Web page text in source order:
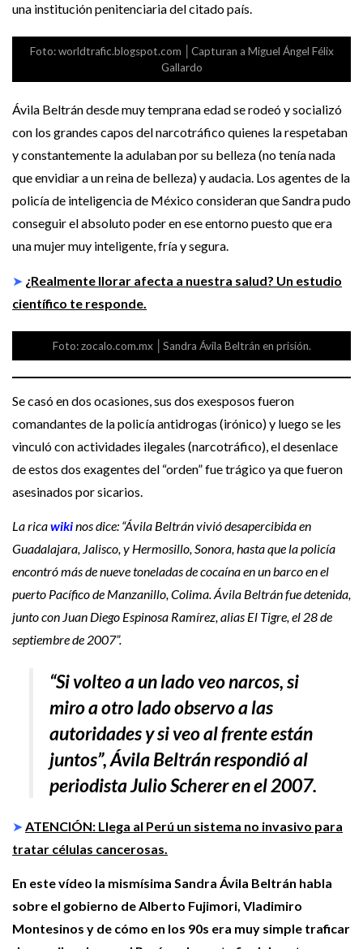
una institución penitenciaria del citado país.
Foto: worldtrafic.blogspot.com │Capturan a Miguel Ángel Félix
Gallardo
Ávila Beltrán desde muy temprana edad se rodeó y socializó
con los grandes capos del narcotráfico quienes la respetaban
y constantemente la adulaban por su belleza (no tenía nada
que envidiar a un reina de belleza) y audacia. Los agentes de la
policía de inteligencia de México consideran que Sandra pudo
conseguir el absoluto poder en ese entorno puesto que era
una mujer muy inteligente, fría y segura.
➤ ¿Realmente llorar afecta a nuestra salud? Un estudio
científico te responde.
Foto: zocalo.com.mx │Sandra Ávila Beltrán en prisión.
Se casó en dos ocasiones, sus dos exesposos fueron
comandantes de la policía antidrogas (irónico) y luego se les
vinculó con actividades ilegales (narcotráfico), el desenlace
de estos dos exagentes del “orden” fue trágico ya que fueron
asesinados por sicarios.
La ricawikinos dice: “Ávila Beltrán vivió desapercibida en
Guadalajara, Jalisco, y Hermosillo, Sonora, hasta que la policía
encontró más de nueve toneladas de cocaína en un barco en el
puerto Pacífico de Manzanillo, Colima. Ávila Beltrán fue detenida,
junto con Juan Diego Espinosa Ramírez, alias El Tigre, el 28 de
septiembre de 2007”.
“Si volteo a un lado veo narcos, si
miro a otro lado observo a las
autoridades y si veo al frente están
juntos”,Ávila Beltránrespondió al
periodista Julio Scherer en el 2007.
➤ ATENCIÓN: Llega al Perú un sistema no invasivo para
tratar células cancerosas.
En este vídeo la mismísima Sandra Ávila Beltrán habla
sobre el gobierno de Alberto Fujimori, Vladimiro
Montesinos y de cómo en los 90s era muy simple traficar